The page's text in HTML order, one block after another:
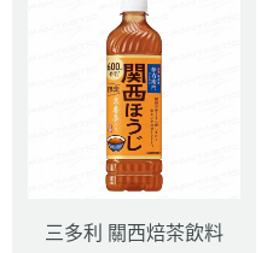
三多利 關西焙茶飲料